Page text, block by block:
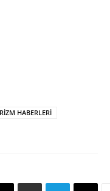
HABERLERİ